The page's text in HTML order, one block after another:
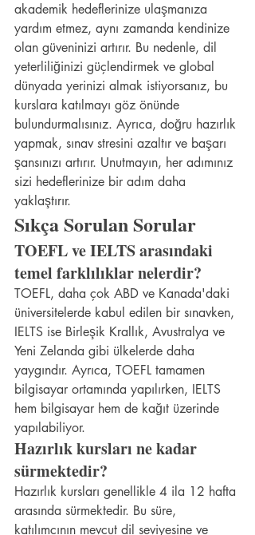
akademik hedeflerinize ulaşmanıza
yardım etmez, aynı zamanda kendinize
olan güveninizi artırır. Bu nedenle, dil
yeterliliğinizi güçlendirmek ve global
dünyada yerinizi almak istiyorsanız, bu
kurslara katılmayı göz önünde
bulundurmalısınız. Ayrıca, doğru hazırlık
yapmak, sınav stresini azaltır ve başarı
şansınızı artırır. Unutmayın, her adımınız
sizi hedeflerinize bir adım daha
yaklaştırır.
Sıkça Sorulan Sorular
TOEFL ve IELTS arasındaki
temel farklılıklar nelerdir?
TOEFL, daha çok ABD ve Kanada'daki
üniversitelerde kabul edilen bir sınavken,
IELTS ise Birleşik Krallık, Avustralya ve
Yeni Zelanda gibi ülkelerde daha
yaygındır. Ayrıca, TOEFL tamamen
bilgisayar ortamında yapılırken, IELTS
hem bilgisayar hem de kağıt üzerinde
yapılabiliyor.
Hazırlık kursları ne kadar
sürmektedir?
Hazırlık kursları genellikle 4 ila 12 hafta
arasında sürmektedir. Bu süre,
katılımcının mevcut dil seviyesine ve